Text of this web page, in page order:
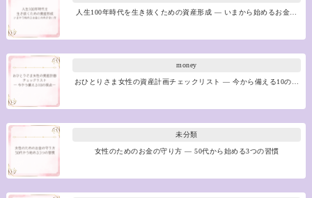
人生100年時代を生き抜くための資産形成 ― いまから始めるお金…
money
おひとりさま女性の資産計画チェックリスト ― 今から備える10の…
未分類
女性のためのお金の守り方 ― 50代から始める3つの習慣